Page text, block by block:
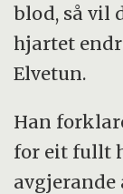
blod, så vil
hjartet
Elvetun.
Han
for eit fullt
avgjerande